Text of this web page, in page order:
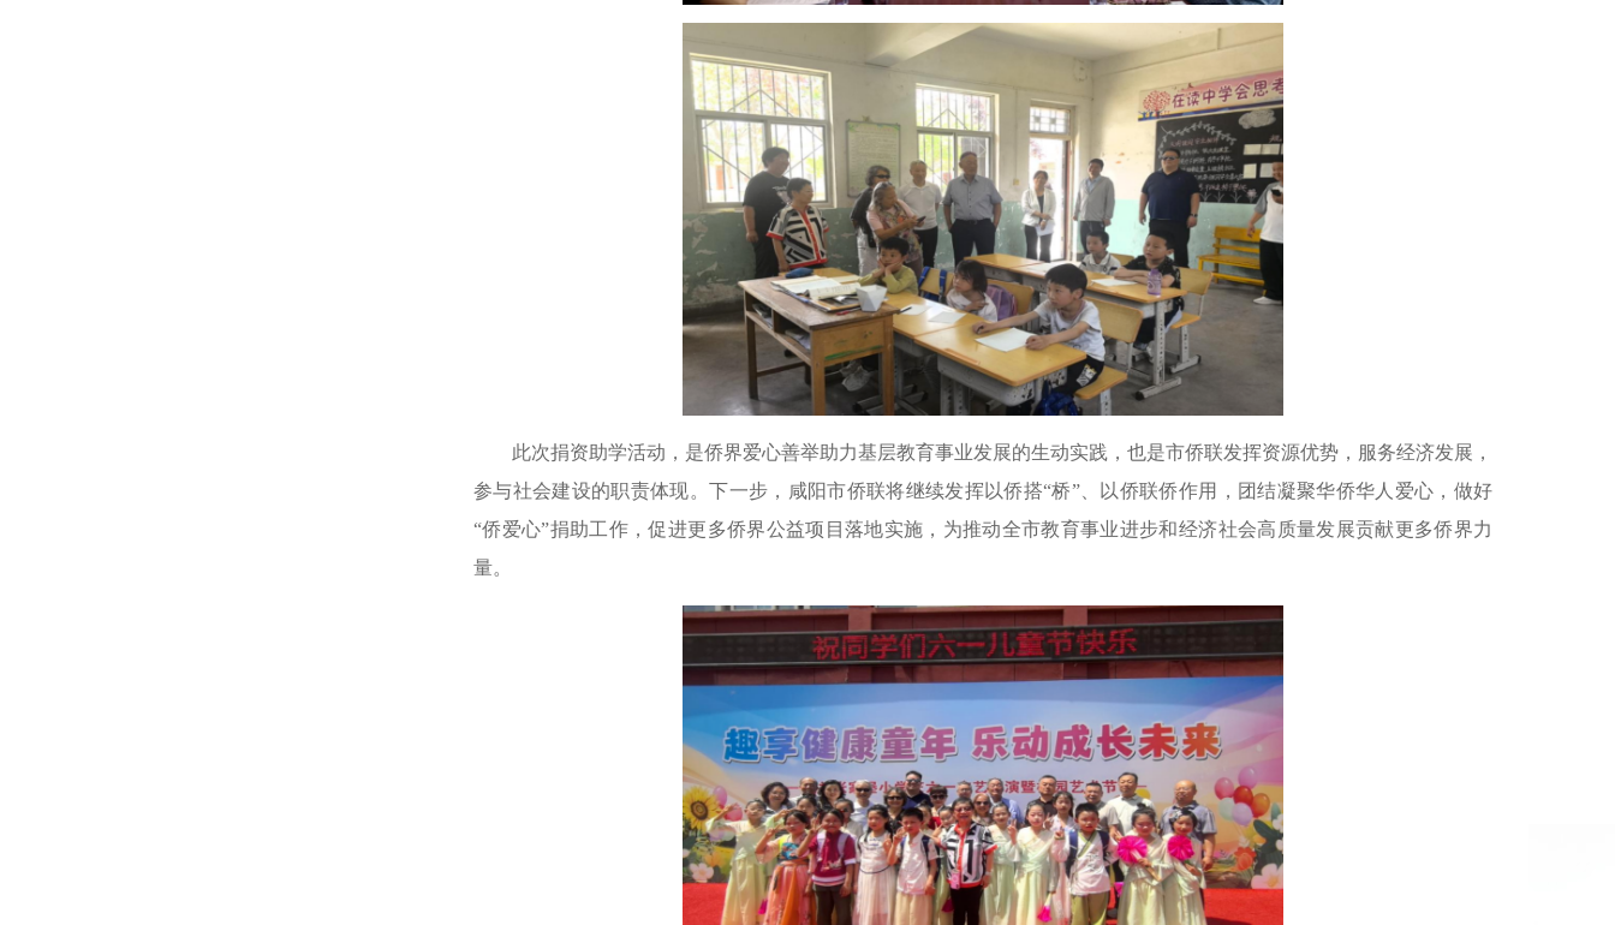
此次捐资助学活动，是侨界爱心善举助力基层教育事业发展的生动实践，也是市侨联发挥资源优势，服务经济发展，
参与社会建设的职责体现。下一步，咸阳市侨联将继续发挥以侨搭“桥”、以侨联侨作用，团结凝聚华侨华人爱心，做好
“侨爱心”捐助工作，促进更多侨界公益项目落地实施，为推动全市教育事业进步和经济社会高质量发展贡献更多侨界力
量。